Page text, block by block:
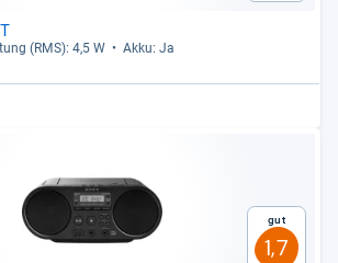
(RMS): 4,5 W
Akku: Ja
Gut
1,7